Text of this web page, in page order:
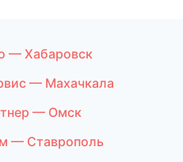
— Хабаровск
— Махачкала
— Омск
— Ставрополь